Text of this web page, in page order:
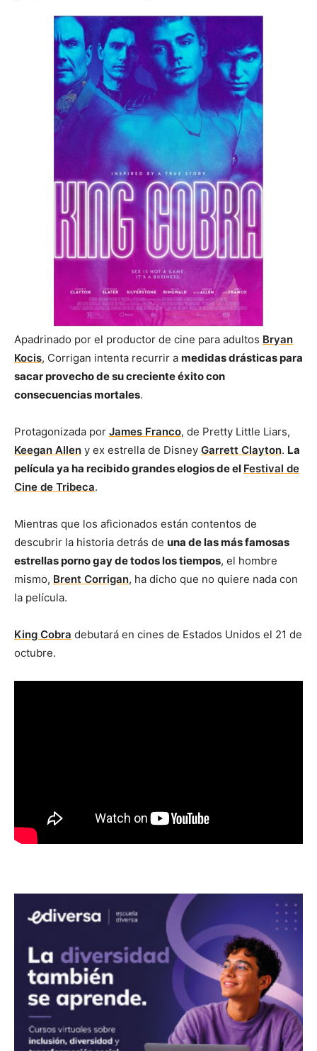
Apadrinado por el productor de cine para adultos Bryan
Kocis, Corrigan intenta recurrir a medidas drásticas para
sacar provecho de su creciente éxito con
consecuencias mortales.
Protagonizada por James Franco, de Pretty Little Liars,
Keegan Allen y ex estrella de Disney Garrett Clayton. La
película ya ha recibido grandes elogios de el Festival de
Cine de Tribeca.
Mientras que los aficionados están contentos de
descubrir la historia detrás de una de las más famosas
estrellas porno gay de todos los tiempos, el hombre
mismo, Brent Corrigan, ha dicho que no quiere nada con
la película.
King Cobra debutará en cines de Estados Unidos el 21 de
octubre.